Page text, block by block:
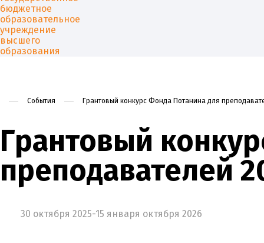
События Грантовый конкурс Фонда Потанина для
Грантовый
преподавателей
30 октября 2025-15 января октября 2026